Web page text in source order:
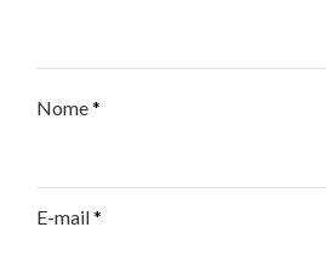
Nome*
E-mail*